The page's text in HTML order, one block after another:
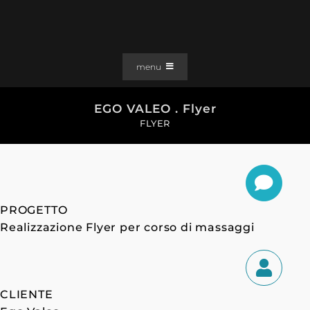
menu
SOLUZIONI WEB
CONTATTI
EGO VALEO . Flyer
FLYER
PROGETTO
Realizzazione Flyer per corso di massaggi
CLIENTE